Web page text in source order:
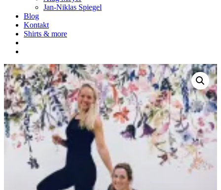
Jan-Niklas Spiegel
Blog
Kontakt
Shirts & more